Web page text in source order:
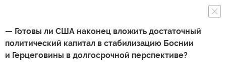
— Готовы ли США наконец вложить достаточный
политический капитал в стабилизацию Боснии
и Герцеговины в долгосрочной перспективе?